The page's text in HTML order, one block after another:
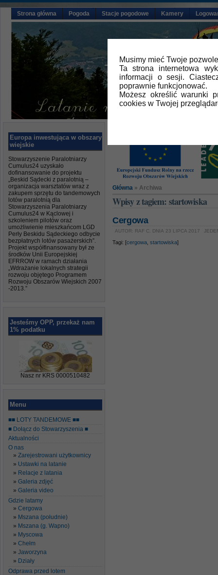
Musimy mieć Twoje
Ta strona internetowa
informacji o sesji.
poprawnie funkcjonować.
Możesz określić warunki
cookies w Twojej
Strona główna Pogoda Stacje pogodowe Kamery
Europa inwestująca w obszary
wiejskie
Stowarzyszenie Paralotniarzy
Cumulus24 uzyskało
dofinansowanie do projektu
„Beskid Sądecki z paralotnią –
organizacja warsztatów wraz z
zakupem sprzętu do tandemowych
lotów paralotnią dla
Stowarzyszenia Paralotniarzy
Cumulus24 w Kąclowej i
szkoleniem pilotów oraz
umożliwienie mieszkańcom LGD
Perły Beskidu Sądeckiego odbycie
bezpłatnych lotów pasażerskich”.
Projekt współfinansowany był ze
środków Unii Europejskiej
EFRROW w ramach działania
„Wdrażanie lokalnych strategii
rozwoju objętego Programem
Rozwoju Obszarów Wiejskich 2007
-2013.”
Jesteśmy OPP, przekaż nam
1% podatku
Nasz nr KRS 0000510482
Menu
■■ LOTY TANDEMOWE ■■
■ Dołącz do Stowarzyszenia ■
Aktualności
O nas
Zarejestrowani użytkownicy
Ustawki na latanie
Relacje z latania
Galeria zdjęć
Galeria video
Gdzie latamy
Cergowa
Mszana (południe)
Mszana (g. Wapno)
Myscowa
Chełm
Jaworzyna
Działy
Odprawa przed lotem
Główna » Archiwa
Wpisy z tagiem: startowiska
Cergowa
AUTOR: RAF C. DNIA 23 LIPCA 2017
Tagi: [cergowa startowiska]